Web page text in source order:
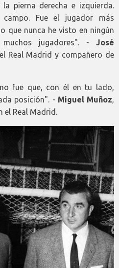
pierna derecha e izquierda.
Fue el jugador más
que nunca he visto en ningún
jugadores". - José
Real Madrid y compañero de
fue que, con él en tu lado,
posición". - Miguel Muñoz,
el Real Madrid.